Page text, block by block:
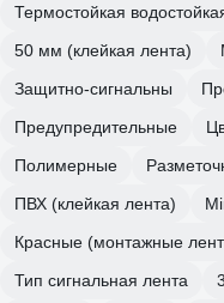
Термостойкая
50 мм (клейкая лента)
Защитно-сигнальны
Предупредительные
Полимерные
ПВХ (клейкая лента)
Красные (монтажные
Тип сигнальная лента